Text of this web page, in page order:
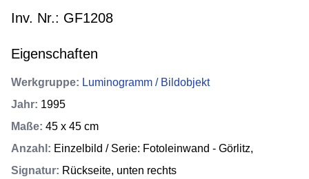
Inv. Nr.: GF1208
Eigenschaften
Werkgruppe: Luminogramm / Bildobjekt
Jahr: 1995
Maße: 45 x 45 cm
Anzahl : Einzelbild / Serie: Fotoleinwand - Görlitz,
Signatur: Rückseite, unten rechts